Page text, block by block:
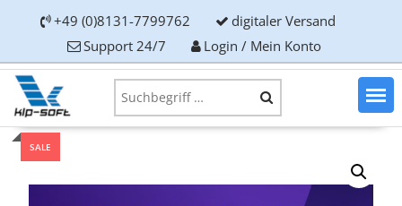
+49 (0)8131-7799762
digitaler Versand
Support 24/7
Login / Mein Konto
SALE